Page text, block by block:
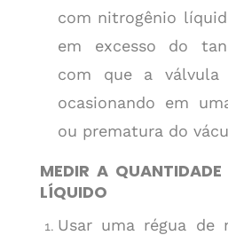
com nitrogênio
em excesso do
com que a válvula
ocasionando em
ou prematura do
MEDIR A QUANTIDADE
LÍQUIDO
Usar uma régua de